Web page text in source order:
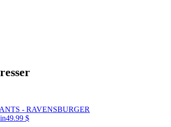
49.99 $